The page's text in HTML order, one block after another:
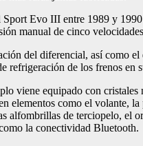
Sport Evo III entre 1989 y
manual de cinco
del diferencial, así como
refrigeración de los frenos en
viene equipado con
elementos como el volante,
alfombrillas de terciopelo, el
la conectividad Bluetooth.